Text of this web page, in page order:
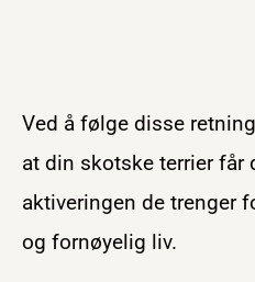
Ved å følge disse
at din skotske terrier får
aktiveringen de trenger
og fornøyelig liv.